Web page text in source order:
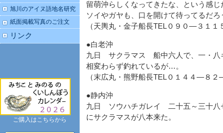
留萌沖らしくなってきたな、という感
ソイやガヤも、口を開けて待ってるだ
（天輿丸・金子船長TEL０９０―３１
●白老沖
九日 サクラマス 船中六人で、一・八
相変わらず釣れているが…。
（末広丸・熊野船長TEL０１４４―８
●静内沖
九日 ソウハチガレイ 二十五～三十八
にサクラマスが八本来た。
旭川のアイヌ語地名研究
紙面掲載写真のご注文
リンク
ご購入はこちらから